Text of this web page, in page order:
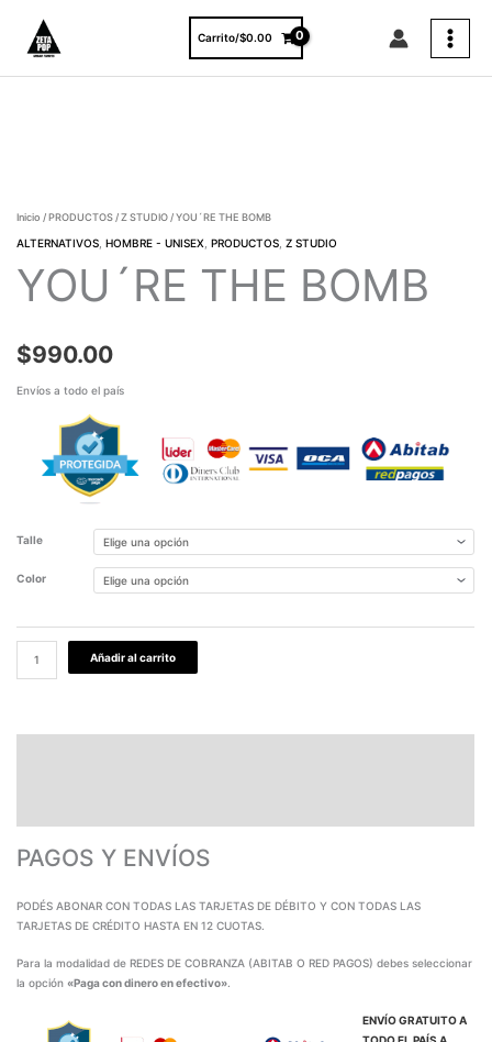
contenido
Carrito/$0.00
Inicio / PRODUCTOS/Z STUDIO/ YOU´RE THE BOMB
ALTERNATIVOS ,HOMBRE - UNISEX ,PRODUCTOS ,Z STUDIO
YOU´RE THE BOMB
$990.00
Envíos a todo el país
Talle
Color
cantidad
Añadir al carrito
PAGOS Y ENVÍOS
PODÉS ABONAR CON TODAS LAS TARJETAS DE DÉBITO Y CON TODAS LAS
TARJETAS DE CRÉDITO HASTA EN 12 CUOTAS.
Para la modalidad de REDES DE COBRANZA (ABITAB O RED PAGOS) debes seleccionar
la opción «Paga con dinero en efectivo».
ENVÍO GRATUITO A